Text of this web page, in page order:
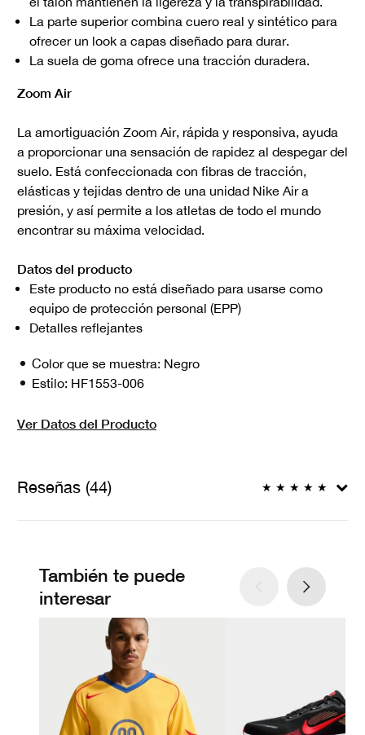
La parte superior combina cuero real y sintético para
ofrecer un look a capas diseñado para durar.
La suela de goma ofrece una tracción duradera.
Zoom Air
La amortiguación Zoom Air, rápida y responsiva, ayuda
a proporcionar una sensación de rapidez al despegar del
suelo. Está confeccionada con fibras de tracción,
elásticas y tejidas dentro de una unidad Nike Air a
presión, y así permite a los atletas de todo el mundo
encontrar su máxima velocidad.
Datos del producto
Este producto no está diseñado para usarse como
equipo de protección personal (EPP)
Detalles reflejantes
Color que se muestra: Negro
Estilo: HF1553-006
Ver Datos del Producto
Reseñas (44) ★ ★ ★ ★ ★
También te puede
interesar